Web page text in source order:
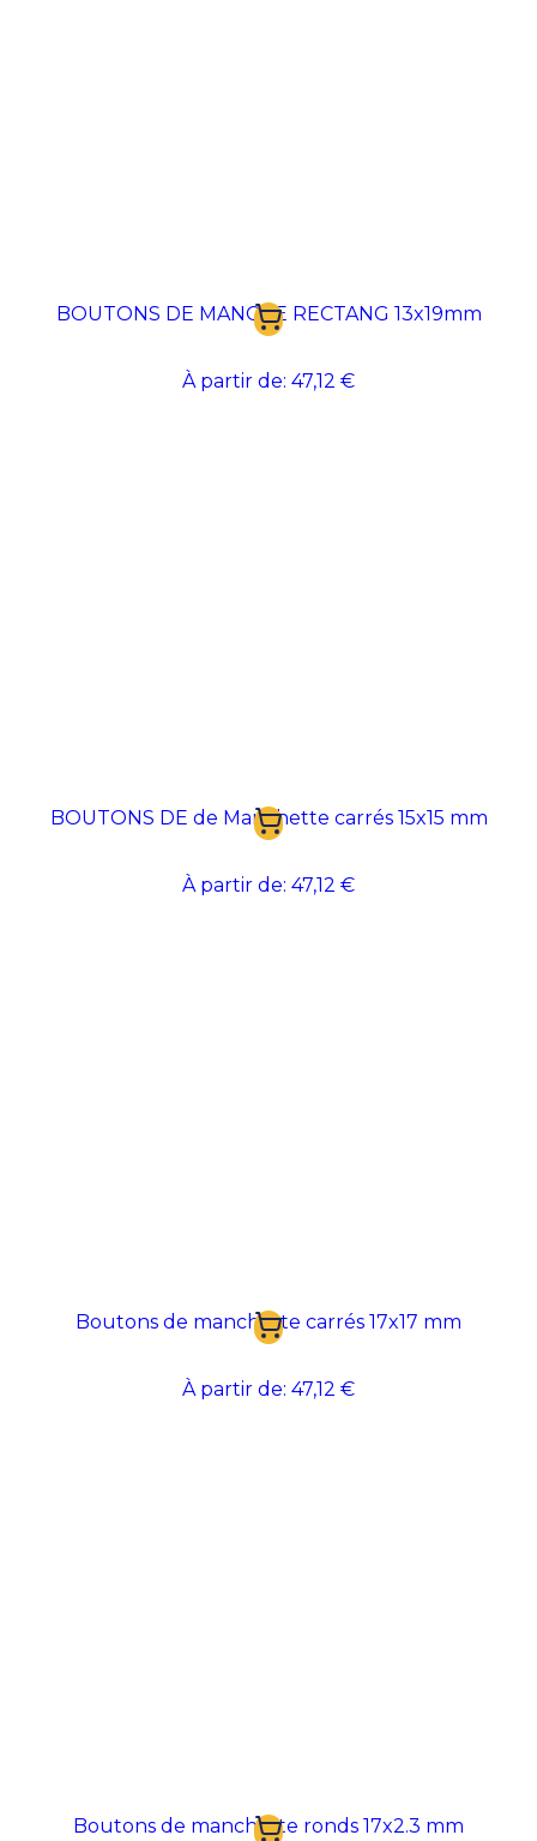
BOUTONS DE MANCHE RECTANG 13x19mm
À partir de: 47,12 €
BOUTONS DE de Manchette carrés 15x15 mm
À partir de: 47,12 €
Boutons de manchette carrés 17x17 mm
À partir de: 47,12 €
Boutons de manchette ronds 17x2.3 mm